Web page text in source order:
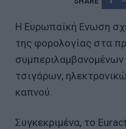
Η Ευρωπαϊκή Ενωση
της φορολογίας στα
τσιγάρων,
καπνού.
Συγκεκριμένα, το